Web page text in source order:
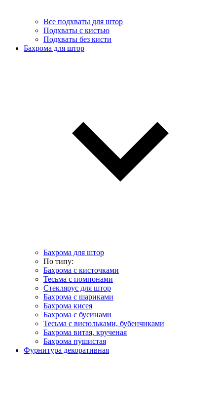
Все подхваты для штор
Подхваты с кистью
Подхваты без кисти
Бахрома для штор
Бахрома для штор
По типу:
Бахрома с кисточками
Тесьма с помпонами
Стеклярус для штор
Бахрома с шариками
Бахрома кисея
Бахрома с бусинами
Тесьма с висюльками, бубенчиками
Бахрома витая, крученая
Бахрома пушистая
Фурнитура декоративная